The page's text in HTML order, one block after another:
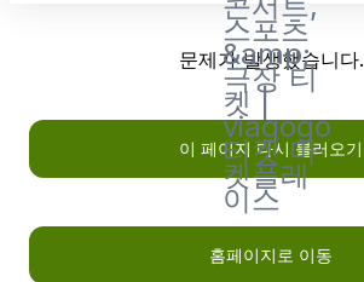
스포츠
&amp;
극장 티
켓 |
viagogo
티켓 마
켓플레
이스
문제가 발생했습니다.
이 페이지 다시 불러오기
홈페이지로 이동